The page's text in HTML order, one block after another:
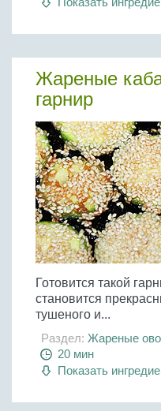
Жареные
гарнир
Готовится такой
становится
тушеного и...
Раздел: Жареные
20 мин
Показать